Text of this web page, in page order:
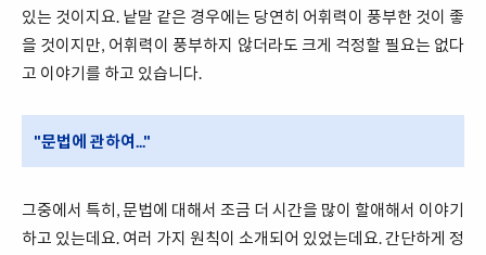
있는 것이지요. 낱말 같은 경우에는 당연히 어휘력이 풍부한 것이 좋
을 것이지만, 어휘력이 풍부하지 않더라도 크게 걱정할 필요는 없다
고 이야기를 하고 있습니다.
"문법에 관하여..."
그중에서 특히, 문법에 대해서 조금 더 시간을 많이 할애해서 이야기
하고 있는데요. 여러 가지 원칙이 소개되어 있었는데요. 간단하게 정